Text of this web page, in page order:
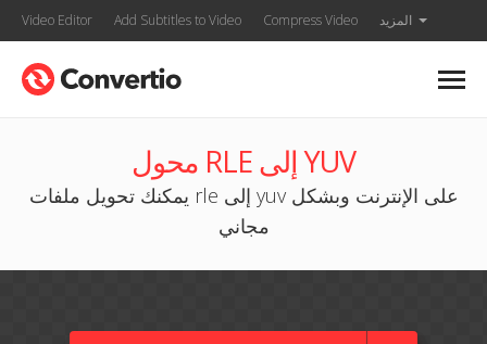
Video Editor Add Subtitles to Video Compress Video المزيد
محول RLE إلى YUV
يمكنك تحويل ملفات rle إلى yuv على الإنترنت وبشكل
مجاني